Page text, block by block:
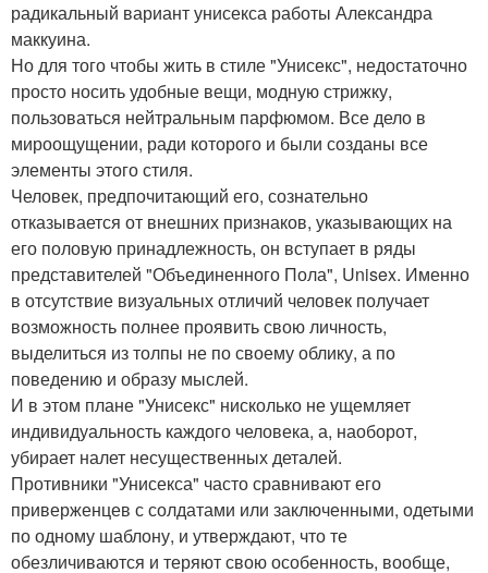
радикальный вариант унисекса работы Александра
маккуина.
Но для того чтобы жить в стиле "Унисекс", недостаточно
просто носить удобные вещи, модную стрижку,
пользоваться нейтральным парфюмом. Все дело в
мироощущении, ради которого и были созданы все
элементы этого стиля.
Человек, предпочитающий его, сознательно
отказывается от внешних признаков, указывающих на
его половую принадлежность, он вступает в ряды
представителей "Объединенного Пола", Unisex. Именно
в отсутствие визуальных отличий человек получает
возможность полнее проявить свою личность,
выделиться из толпы не по своему облику, а по
поведению и образу мыслей.
И в этом плане "Унисекс" нисколько не ущемляет
индивидуальность каждого человека, а, наоборот,
убирает налет несущественных деталей.
Противники "Унисекса" часто сравнивают его
приверженцев с солдатами или заключенными, одетыми
по одному шаблону, и утверждают, что те
обезличиваются и теряют свою особенность, вообще,